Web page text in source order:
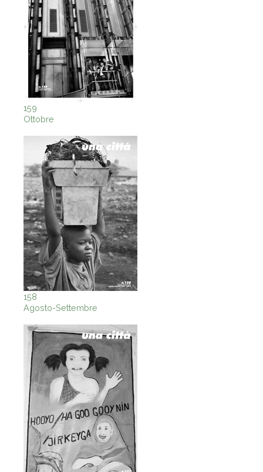
159
Ottobre
158
Agosto-Settembre